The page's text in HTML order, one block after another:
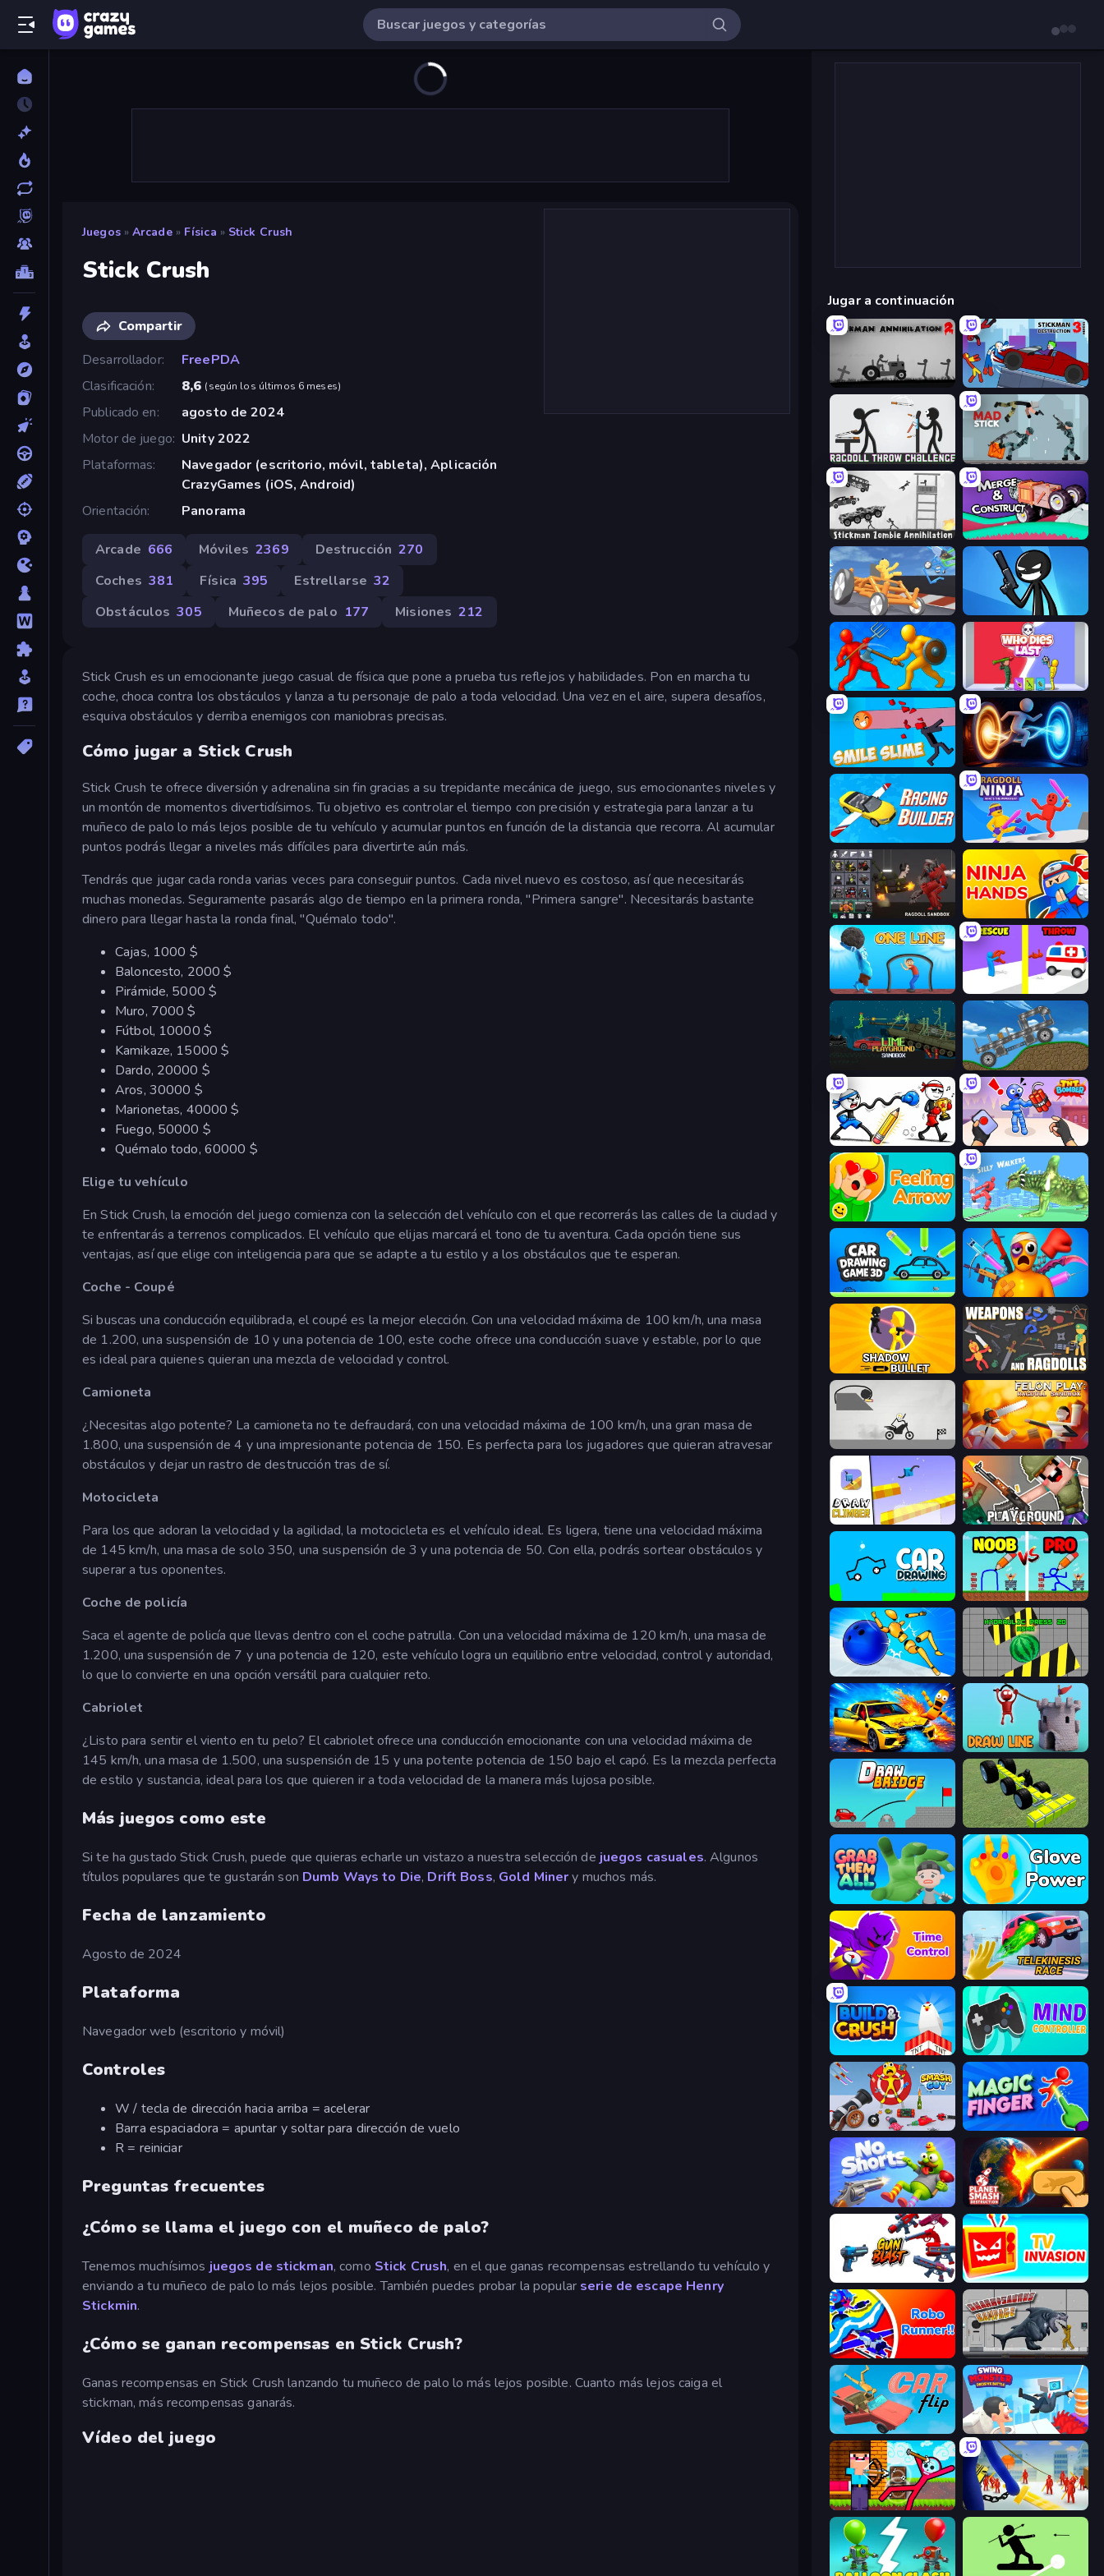
Juegos » Arcade » Física » Stick Crush
Stick Crush
Compartir
Desarrollador
FreePDA
Clasificación
8,6 (según los últimos 6 meses)
Publicado en
agosto de 2024
Motor de juego Unity 2022
Plataformas
Navegador (escritorio, móvil, tableta), Aplicación
CrazyGames (iOS, Android)
Orientación
Panorama
Arcade 666 Móviles 2369 Destrucción 270
Coches 381 Física 395 Estrellarse 32
Obstáculos 305 Muñecos de palo 177 Misiones 212
Stick Crush es un emocionante juego casual de física que pone a prueba tus reflejos y habilidades. Pon en marcha tu
coche, choca contra los obstáculos y lanza a tu personaje de palo a toda velocidad. Una vez en el aire, supera desafíos,
esquiva obstáculos y derriba enemigos con maniobras precisas.
Cómo jugar a Stick Crush
Stick Crush te ofrece diversión y adrenalina sin fin gracias a su trepidante mecánica de juego, sus emocionantes niveles y
un montón de momentos divertidísimos. Tu objetivo es controlar el tiempo con precisión y estrategia para lanzar a tu
muñeco de palo lo más lejos posible de tu vehículo y acumular puntos en función de la distancia que recorra. Al acumular
puntos podrás llegar a niveles más difíciles para divertirte aún más.
Tendrás que jugar cada ronda varias veces para conseguir puntos. Cada nivel nuevo es costoso, así que necesitarás
muchas monedas. Seguramente pasarás algo de tiempo en la primera ronda, "Primera sangre". Necesitarás bastante
dinero para llegar hasta la ronda final, "Quémalo todo".
Cajas, 1000 $
Baloncesto, 2000 $
Pirámide, 5000 $
Muro, 7000 $
Fútbol, 10000 $
Kamikaze, 15000 $
Dardo, 20000 $
Aros, 30000 $
Marionetas, 40000 $
Fuego, 50000 $
Quémalo todo, 60000 $
Elige tu vehículo
En Stick Crush, la emoción del juego comienza con la selección del vehículo con el que recorrerás las calles de la ciudad y
te enfrentarás a terrenos complicados. El vehículo que elijas marcará el tono de tu aventura. Cada opción tiene sus
ventajas, así que elige con inteligencia para que se adapte a tu estilo y a los obstáculos que te esperan.
Coche - Coupé
Si buscas una conducción equilibrada, el coupé es la mejor elección. Con una velocidad máxima de 100 km/h, una masa
de 1.200, una suspensión de 10 y una potencia de 100, este coche ofrece una conducción suave y estable, por lo que
es ideal para quienes quieran una mezcla de velocidad y control.
Camioneta
¿Necesitas algo potente? La camioneta no te defraudará, con una velocidad máxima de 100 km/h, una gran masa de
1.800, una suspensión de 4 y una impresionante potencia de 150. Es perfecta para los jugadores que quieran atravesar
obstáculos y dejar un rastro de destrucción tras de sí.
Motocicleta
Para los que adoran la velocidad y la agilidad, la motocicleta es el vehículo ideal. Es ligera, tiene una velocidad máxima
de 145 km/h, una masa de solo 350, una suspensión de 3 y una potencia de 50. Con ella, podrás sortear obstáculos y
superar a tus oponentes.
Coche de policía
Saca el agente de policía que llevas dentro con el coche patrulla. Con una velocidad máxima de 120 km/h, una masa de
1.200, una suspensión de 7 y una potencia de 120, este vehículo logra un equilibrio entre velocidad, control y autoridad,
lo que lo convierte en una opción versátil para cualquier reto.
Cabriolet
¿Listo para sentir el viento en tu pelo? El cabriolet ofrece una conducción emocionante con una velocidad máxima de
145 km/h, una masa de 1.500, una suspensión de 15 y una potente potencia de 150 bajo el capó. Es la mezcla perfecta
de estilo y sustancia, ideal para los que quieren ir a toda velocidad de la manera más lujosa posible.
Más juegos como este
Si te ha gustado Stick Crush, puede que quieras echarle un vistazo a nuestra selección de juegos casuales. Algunos
títulos populares que te gustarán son Dumb Ways to Die, Drift Boss, Gold Minery muchos más.
Fecha de lanzamiento
Agosto de 2024
Plataforma
Navegador web (escritorio y móvil)
Controles
W / tecla de dirección hacia arriba = acelerar
Barra espaciadora = apuntar y soltar para dirección de vuelo
R = reiniciar
Preguntas frecuentes
¿Cómo se llama el juego con el muñeco de palo?
Tenemos muchísimos juegos de stickman, como Stick Crush, en el que ganas recompensas estrellando tu vehículo y
enviando a tu muñeco de palo lo más lejos posible. También puedes probar la popular serie de escape Henry
Stickmin.
¿Cómo se ganan recompensas en Stick Crush?
Ganas recompensas en Stick Crush lanzando tu muñeco de palo lo más lejos posible. Cuanto más lejos caiga el
stickman, más recompensas ganarás.
Vídeo del juego
Jugar a continuación
Stickman Annihilation 2 Stickman Destruction 3 Heroes
Ragdoll Throw Challenge Mad Stick
Stickman Zombie Annihilation Merge & Construct
Draw Crash Race
Epic Sword Battle! Fight in Arena Who Dies Last?
Smile Slime Portal Escape
Racing Builder Ragdoll Ninja: Imposter Hero
Last Play: Ragdoll Sandbox Ninja Hands
One Line Rescue Throw
Move It!
Doodle Smash TNT Bomber
Feeling Arrow Silly Walkers
Car Drawing Game 3D Fun Ragdoll Challenge!
Shadow Bullet Weapons and Ragdolls
Felon Play: Ragdoll Sandbox
Draw Climber Playground
Car Drawing Game DOP Noob: Draw to Save
Playground Man! Ragdoll Show! Hydraulic Press 2D ASMR
BMG: Ragdoll Playground Draw Line
Draw Bridge Genius Mechanic
Grab Them All Glove Power
Time Control! Telekinesis Race 3D
Build and Crush Mind Controller
Smash Guy: Ragdoll Punch Hero Magic Finger 3D
No Shorts Planet Smash Destruction
TV Invasion
Robo Runner Sharkosaurus Rampage
Car Flip! Swing Monster: Decisive Battle
Noob Archer vs Stickman Zombie Slasher